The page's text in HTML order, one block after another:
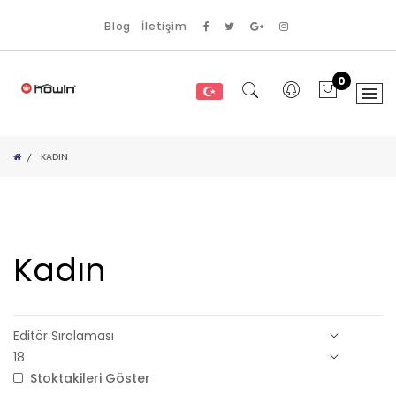
Blog İletişim
0
KADIN
Kadın
Stoktakileri Göster